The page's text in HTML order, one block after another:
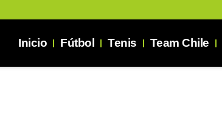
Inicio Fútbol Tenis Team Chile